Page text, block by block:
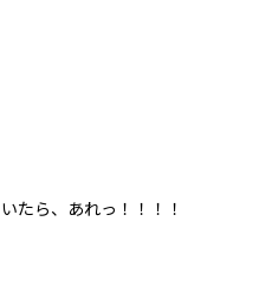
たら、あれっ！！！！